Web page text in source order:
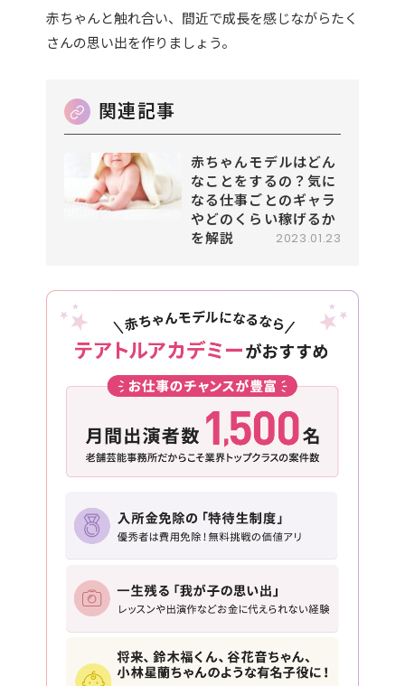
赤ちゃんと触れ合い、間近で成長を感じながらたく
さんの思い出を作りましょう。
赤ちゃんモデルはどん
なことをするの？気に
なる仕事ごとのギャラ
やどのくらい稼げるか
を解説
2023.01.23